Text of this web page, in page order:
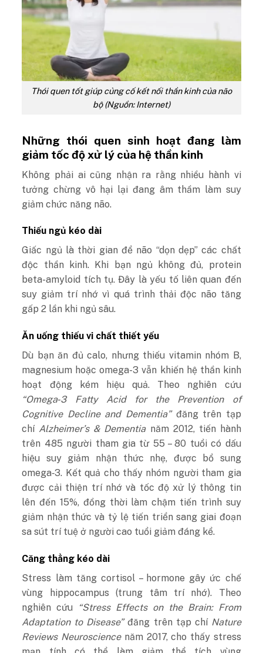
Thói quen tốt giúp củng cố kết nối thần kinh của não
bộ (Nguồn: Internet)
Những thói quen sinh hoạt đang làm
giảm tốc độ xử lý của hệ thần kinh
Không phải ai cũng nhận ra rằng nhiều hành vi
tưởng chừng vô hại lại đang âm thầm làm suy
giảm chức năng não.
Thiếu ngủ kéo dài
Giấc ngủ là thời gian để não “dọn dẹp” các chất
độc thần kinh. Khi bạn ngủ không đủ, protein
beta-amyloid tích tụ. Đây là yếu tố liên quan đến
suy giảm trí nhớ vì quá trình thải độc não tăng
gấp 2 lần khi ngủ sâu.
Ăn uống thiếu vi chất thiết yếu
Dù bạn ăn đủ calo, nhưng thiếu vitamin nhóm B,
magnesium hoặc omega-3 vẫn khiến hệ thần kinh
hoạt động kém hiệu quả. Theo nghiên cứu
“Omega‑3 Fatty Acid for the Prevention of
Cognitive Decline and Dementia”đăng trên tạp
chí Alzheimer’s & Dementianăm 2012, tiến hành
trên 485 người tham gia từ 55 – 80 tuổi có dấu
hiệu suy giảm nhận thức nhẹ, được bổ sung
omega‑3. Kết quả cho thấy nhóm người tham gia
được cải thiện trí nhớ và tốc độ xử lý thông tin
lên đến 15%, đồng thời làm chậm tiến trình suy
giảm nhận thức và tỷ lệ tiến triển sang giai đoạn
sa sút trí tuệ ở người cao tuổi giảm đáng kể.
Căng thẳng kéo dài
Stress làm tăng cortisol – hormone gây ức chế
vùng hippocampus (trung tâm trí nhớ). Theo
nghiên cứu
“Stress Effects on the Brain: From
Adaptation to Disease”đăng trên tạp chí Nature
Reviews Neurosciencenăm 2017, cho thấy stress